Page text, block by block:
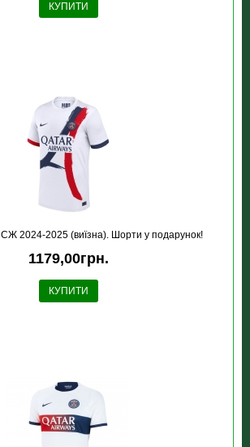
КУПИТИ
2024-2025 (виїзна). Шорти у подарунок!
1179,00грн.
КУПИТИ